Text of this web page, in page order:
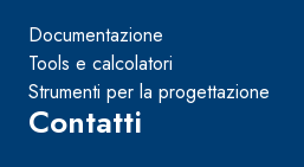
Documentazione
Tools e calcolatori
Strumenti per la progettazione
Contatti